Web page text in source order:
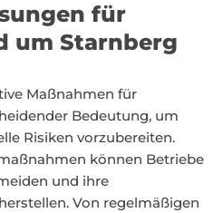
für
um Starnberg
Maßnahmen für
Bedeutung, um
Risiken vorzubereiten.
können Betriebe
und ihre
Von regelmäßigen